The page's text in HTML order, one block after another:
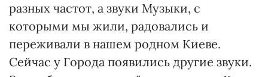
разных частот, а звуки Музыки, с
которыми мы жили, радовались и
переживали в нашем родном Киеве.
Сейчас у Города появились другие звуки.